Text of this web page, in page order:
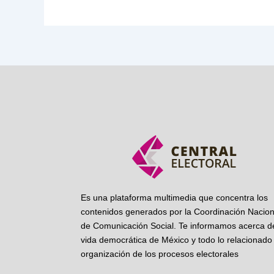
Es una plataforma multimedia que concentra los
contenidos generados por la Coordinación
de Comunicación Social. Te informamos acerca
vida democrática de México y todo lo relacionado
organización de los procesos electorales